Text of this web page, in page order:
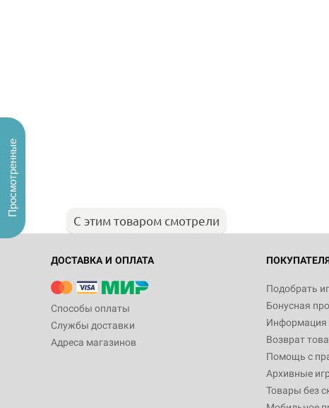
С этим товаром смотрели
ДОСТАВКА И ОПЛАТА
Способы оплаты
Службы доставки
Адреса магазинов
Подобрать
Бонусная
Информация
Возврат
Помощь с
Архивные
Товары без
Просмотренные